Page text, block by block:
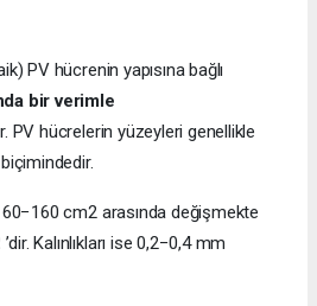
PV hücrenin yapısına bağlı
bir verimle
PV hücrelerin yüzeyleri genellikle
cm2 arasında değişmekte
’dir. Kalınlıkları ise 0,2−0,4 mm